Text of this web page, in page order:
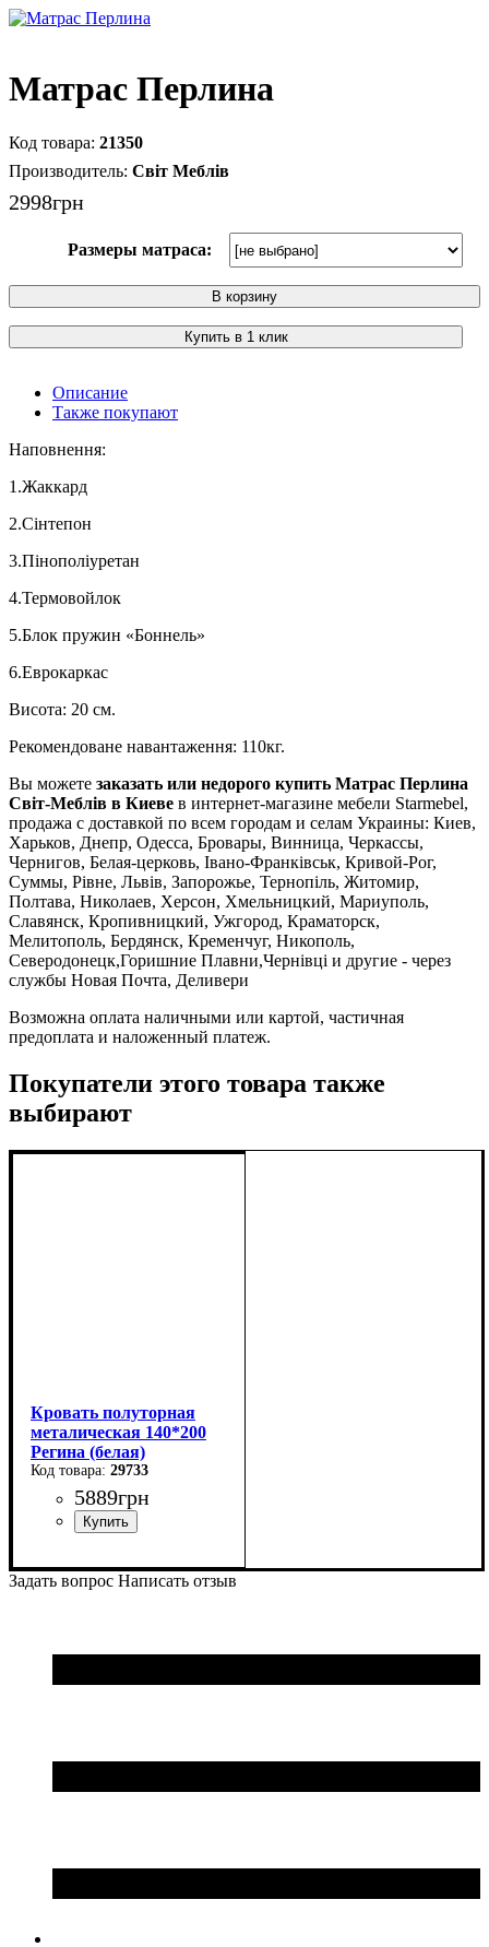
Матраc Перлина
21350
Світ Меблів
2998грн
Размеры матраса:
В корзину
Купить в 1 клик
Описание
Также покупают
Наповнення:
1.Жаккард
2.Сінтепон
3.Пінополіуретан
4.Термовойлок
5.Блок пружин «Боннель»
6.Еврокаркас
Висота: 20 см.
Рекомендоване навантаження: 110кг.
Вы можете заказать или недорого купить Матраc Перлина
Світ-Меблів в Киеве в интернет-магазине мебели Starmebel,
продажа с доставкой по всем городам и селам Украины: Киев,
Харьков, Днепр, Одесса, Бровары, Винница, Черкассы,
Чернигов, Белая-церковь, Івано-Франківськ, Кривой-Рог,
Суммы, Рівне, Львів, Запорожье, Тернопіль, Житомир,
Полтава, Николаев, Херсон, Хмельницкий, Мариуполь,
Славянск, Кропивницкий, Ужгород, Краматорск,
Мелитополь, Бердянск, Кременчуг, Никополь,
Северодонецк,Горишние Плавни,Чернівці и другие - через
службы Новая Почта, Деливери
Возможна оплата наличными или картой, частичная
предоплата и наложенный платеж.
Покупатели этого товара также
выбирают
Кровать полуторная
металическая 140*200
Регина (белая)
29733
5889грн
Ширина: 140 см
Задать вопрос Написать отзыв